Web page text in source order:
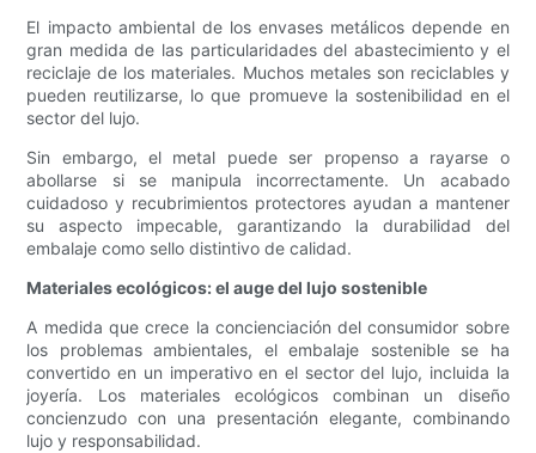
El impacto ambiental de los envases metálicos depende en
gran medida de las particularidades del abastecimiento y el
reciclaje de los materiales. Muchos metales son reciclables y
pueden reutilizarse, lo que promueve la sostenibilidad en el
sector del lujo.
Sin embargo, el metal puede ser propenso a rayarse o
abollarse si se manipula incorrectamente. Un acabado
cuidadoso y recubrimientos protectores ayudan a mantener
su aspecto impecable, garantizando la durabilidad del
embalaje como sello distintivo de calidad.
Materiales ecológicos: el auge del lujo sostenible
A medida que crece la concienciación del consumidor sobre
los problemas ambientales, el embalaje sostenible se ha
convertido en un imperativo en el sector del lujo, incluida la
joyería. Los materiales ecológicos combinan un diseño
concienzudo con una presentación elegante, combinando
lujo y responsabilidad.